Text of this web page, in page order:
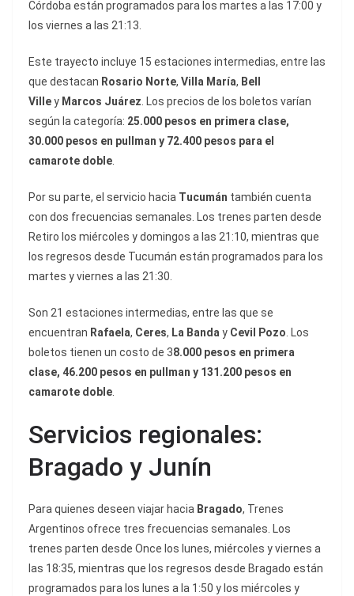
Córdoba están programados para los martes a las 17:00 y
los viernes a las 21:13.
Este trayecto incluye 15 estaciones intermedias, entre las
que destacan Rosario Norte, Villa María, Bell
Villey Marcos Juárez. Los precios de los boletos varían
según la categoría: 25.000 pesos en primera clase,
30.000 pesos en pullman y 72.400 pesos para el
camarote doble.
Por su parte, el servicio hacia Tucumán también cuenta
con dos frecuencias semanales. Los trenes parten desde
Retiro los miércoles y domingos a las 21:10, mientras que
los regresos desde Tucumán están programados para los
martes y viernes a las 21:30.
Son 21 estaciones intermedias, entre las que se
encuentran Rafaela, Ceres, La Banday Cevil Pozo. Los
boletos tienen un costo de 38.000 pesos en primera
clase, 46.200 pesos en pullman y 131.200 pesos en
camarote doble.
Servicios regionales:
Bragado y Junín
Para quienes deseen viajar hacia Bragado, Trenes
Argentinos ofrece tres frecuencias semanales. Los
trenes parten desde Once los lunes, miércoles y viernes a
las 18:35, mientras que los regresos desde Bragado están
programados para los lunes a la 1:50 y los miércoles y